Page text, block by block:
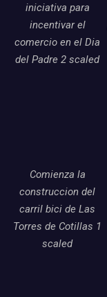
iniciativa para
incentivar el
comercio en el Dia
del Padre 2 scaled
Comienza la
construccion del
carril bici de Las
Torres de Cotillas 1
scaled